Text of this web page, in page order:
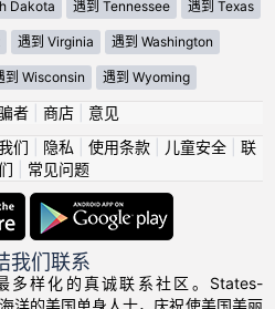
Dakota 遇到 Tennessee 遇到 Texas
遇到 Virginia 遇到 Washington
到 Wisconsin 遇到 Wyoming
者| 商店| 意见
们 隐私 使用条款| 儿童安全| 联
常见问题
我们联系
多样化的真诚联系社区。States-
洋的美国单身人士，庆祝使美国美丽